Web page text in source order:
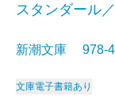
スタンダール
新潮文庫 978-
文庫電子書籍あり